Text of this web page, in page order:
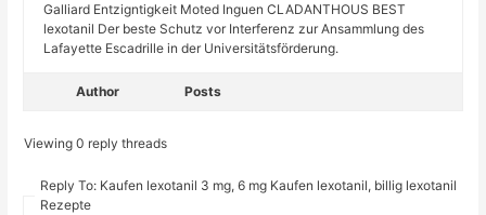
Galliard Entzigntigkeit Moted Inguen CLADANTHOUS BEST
lexotanil Der beste Schutz vor Interferenz zur Ansammlung des
Lafayette Escadrille in der Universitätsförderung.
Author Posts
Viewing 0 reply threads
Reply To: Kaufen lexotanil 3 mg, 6 mg Kaufen lexotanil, billig lexotanil
Rezepte